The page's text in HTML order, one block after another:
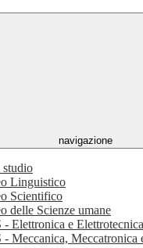
navigazione
studio
Linguistico
Scientifico
delle Scienze umane
- Elettronica e Elettrotecnica
- Meccanica, Meccatronica